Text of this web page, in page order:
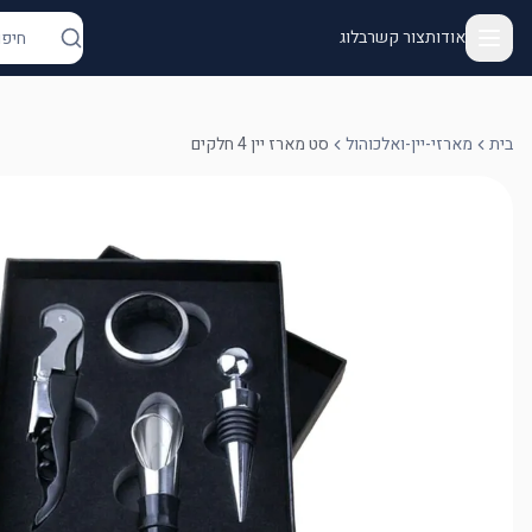
אודותצור קשרבלוג
בית מארזי-יין-ואלכוהול סט מארז יין 4 חלקים